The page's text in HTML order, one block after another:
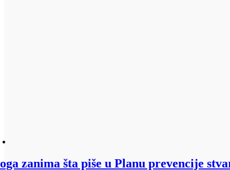
zanima šta piše u Planu prevencije